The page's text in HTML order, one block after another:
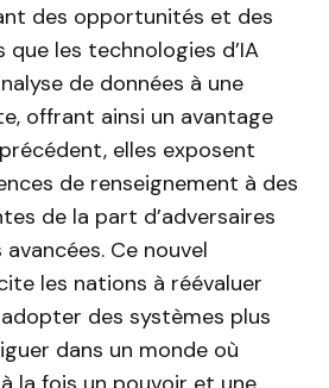
des opportunités et des
que les technologies d’IA
de données à une
offrant ainsi un avantage
elles exposent
de renseignement à des
de la part d’adversaires
Ce nouvel
les nations à réévaluer
des systèmes plus
dans un monde où